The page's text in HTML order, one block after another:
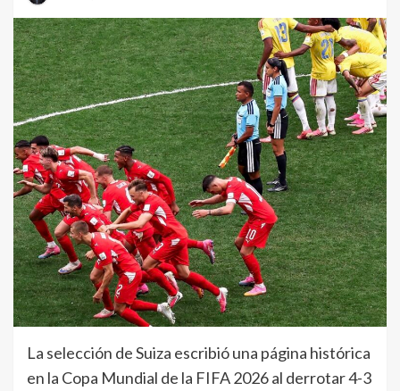
La selección de Suiza escribió una página histórica
en la Copa Mundial de la FIFA 2026 al derrotar 4-3